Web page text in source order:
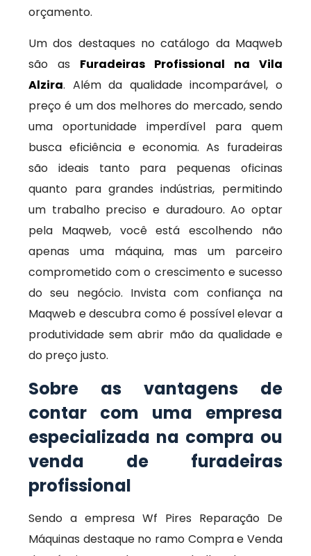
orçamento.
Um dos destaques no catálogo da Maqweb
são as Furadeiras Profissional na Vila
Alzira. Além da qualidade incomparável, o
preço é um dos melhores do mercado, sendo
uma oportunidade imperdível para quem
busca eficiência e economia. As furadeiras
são ideais tanto para pequenas oficinas
quanto para grandes indústrias, permitindo
um trabalho preciso e duradouro. Ao optar
pela Maqweb, você está escolhendo não
apenas uma máquina, mas um parceiro
comprometido com o crescimento e sucesso
do seu negócio. Invista com confiança na
Maqweb e descubra como é possível elevar a
produtividade sem abrir mão da qualidade e
do preço justo.
Sobre as vantagens de
contar com uma empresa
especializada na compra ou
venda de furadeiras
profissional
Sendo a empresa Wf Pires Reparação De
Máquinas destaque no ramo Compra e Venda